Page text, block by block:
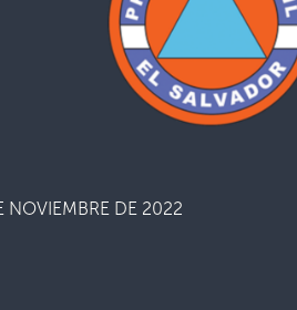
NOVIEMBRE DE 2022